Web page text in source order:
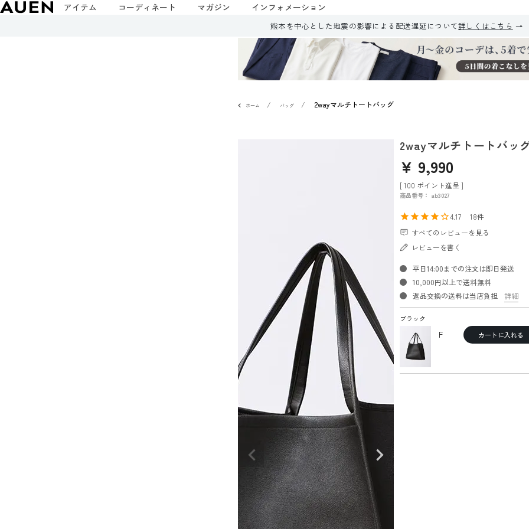
アイテム コーディネート マガジン インフォメーション
熊本を中心とした地震の影響による配送遅延について詳しくはこちら
ホーム バッグ 2wayマルチトートバッグ
2wayマルチトートバッ
¥ 9,990
[ 100 ポイント進呈 ]
商品番号 ab3027
4.17
18
すべてのレビューを見る
レビューを書く
平日14:00までの注文は即日発送
10,000円以上で送料無料
返品交換の送料は当店負担
詳細
ブラック
F カートに入れる